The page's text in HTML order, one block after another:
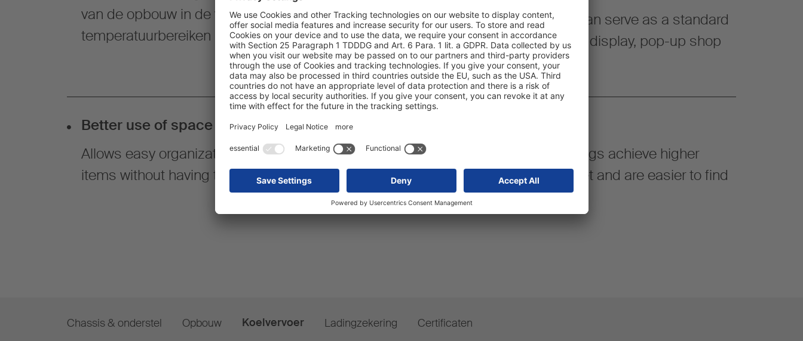
van de opbouw in de vereiste
temperatuurbereiken bij MultiTemp transport.
The M.KO OPENSIDER can serve as a standard
cargo transporter, mobile display, pop-up shop
or event support vehicle.
Better use of space
Allows easy organization and access to specific
items without having to unload everything.
Vehicles with side openings achieve higher
prices on the used market and are easier to find
buyers.
Chassis & onderstel Opbouw Koelvervoer Ladingzekering Certificaten